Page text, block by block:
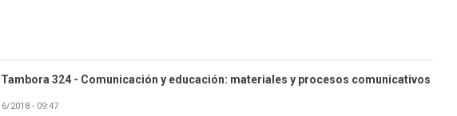
Tambora 324 - Comunicación y educación: materiales y procesos comunicativos
2018 - 09:47